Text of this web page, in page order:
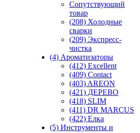
Сопутствующий
товар
(208) Холодные
сварки
(209) Экспреcс-
чистка
(4) Ароматизаторы
(412) Excellent
(409) Contact
(403) AREON
(421) ДЕРЕВО
(418) SLIM
(411) DR MARCUS
(422) Елка
(5) Инструменты и